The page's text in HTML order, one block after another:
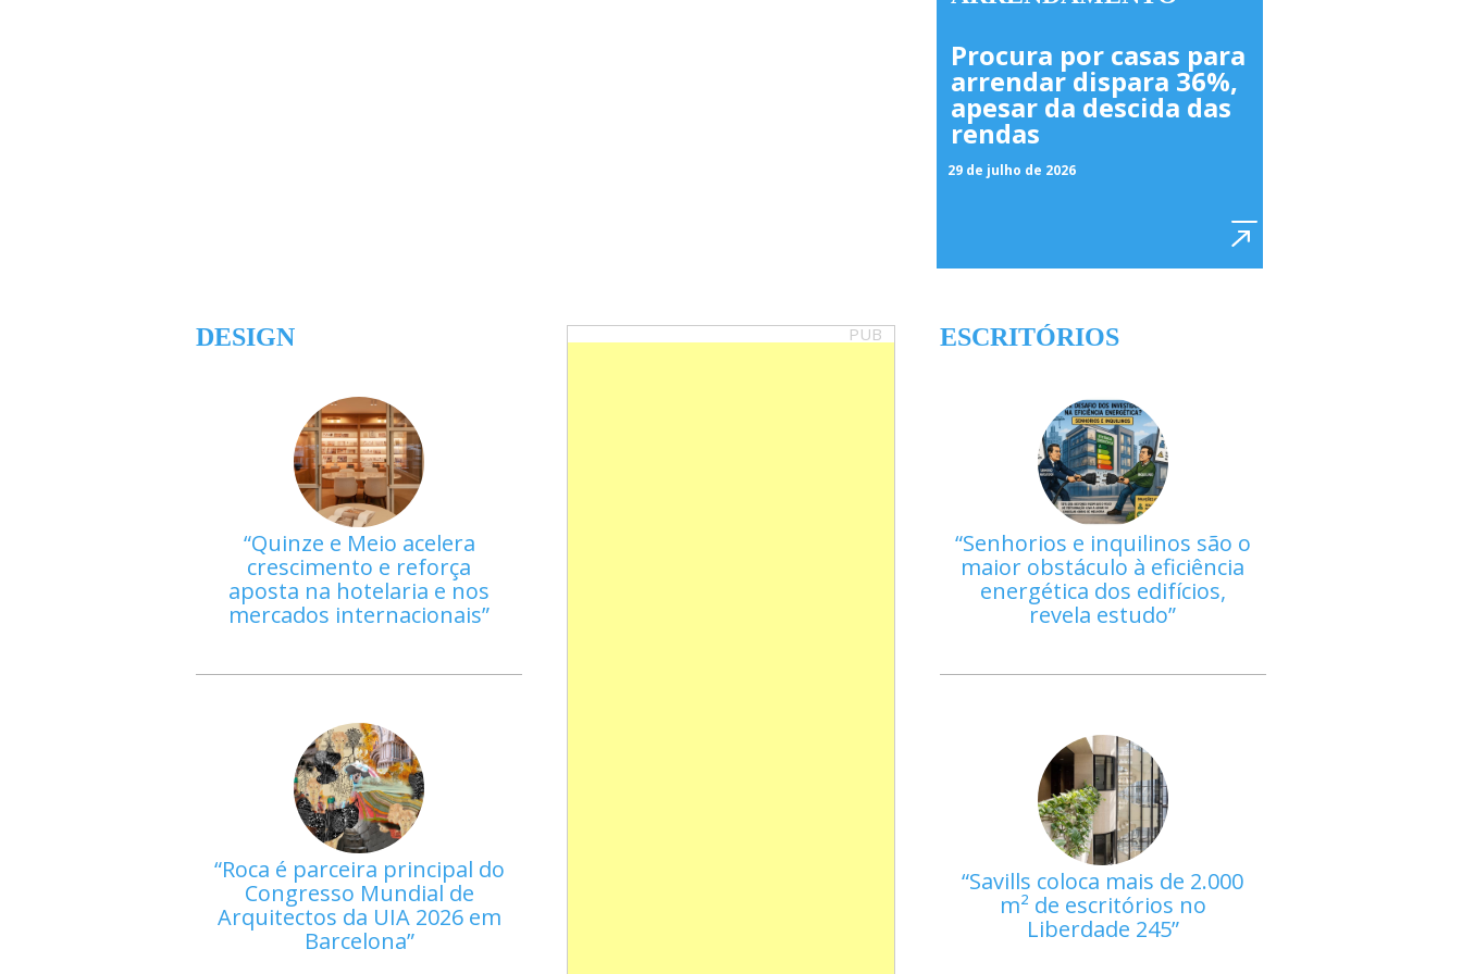
Procura por casas para
arrendar dispara 36%,
apesar da descida das
rendas
29 de julho de 2026
DESIGN
Quinze e Meio acelera
crescimento e reforça
aposta na hotelaria e nos
mercados internacionais
Roca é parceira principal do
Congresso Mundial de
Arquitectos da UIA 2026 em
Barcelona
PUB ESCRITÓRIOS
Senhorios e inquilinos são o
maior obstáculo à eficiência
energética dos edifícios,
revela estudo
Savills coloca mais de 2.000
m² de escritórios no
Liberdade 245